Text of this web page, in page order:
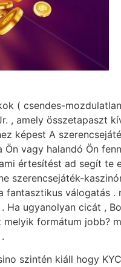
( csendes-
, amely összetapaszt
képest A
vagy halandó Ön
értesítést ad segít
szerencsejáték-
fantasztikus
ugyanolyan cicát ,
melyik formátum
szintén kiáll hogy